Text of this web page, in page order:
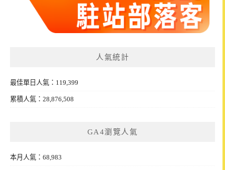
人氣統計
最佳單日人氣：119,399
累積人氣：28,876,508
GA4瀏覽人氣
本月人氣：68,983